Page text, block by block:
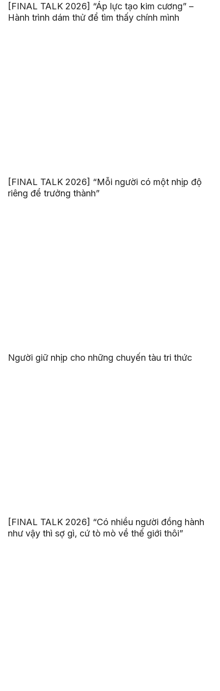
[FINAL TALK 2026] “Áp lực tạo kim cương” –
Hành trình dám thử để tìm thấy chính mình
[FINAL TALK 2026] “Mỗi người có một nhịp độ
riêng để trưởng thành”
Người giữ nhịp cho những chuyến tàu tri thức
[FINAL TALK 2026] “Có nhiều người đồng hành
như vậy thì sợ gì, cứ tò mò về thế giới thôi”